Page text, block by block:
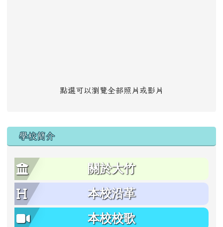
點選可以瀏覽全部照片或影片
學校簡介
關於大竹
本校沿革
本校校歌